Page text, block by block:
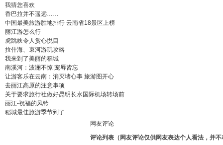
我猜您喜欢
香巴拉并不遥远……
中国最美旅游胜地排行 云南省18景区上榜
丽江游怎么行
虎跳峡令人赏心悦目
拉什海、束河游玩攻略
我来到了美丽的稻城
南溪河：波澜不惊 宠辱皆忘
让游客乐在云南：消灭堵心事 旅游图开心
去丽江高原的注意事项
关于要求旅行社做好昆明长水国际机场转场前
丽江-祝福的风铃
稻城最佳旅游季节到了
网友评论
评论列表（网友评论仅供网友表达个人看法，并